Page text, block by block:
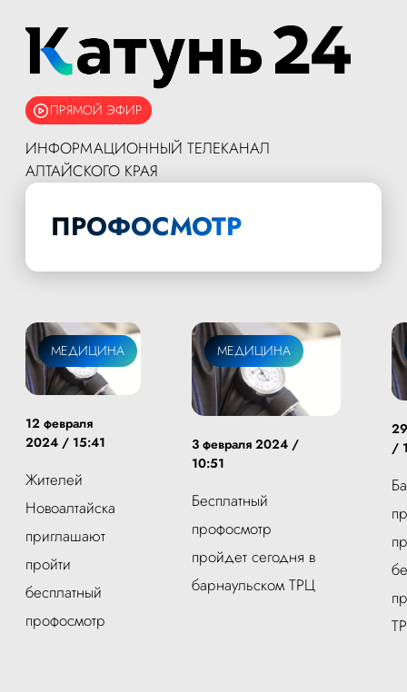
ПРЯМОЙ ЭФИР
ИНФОРМАЦИОННЫЙ ТЕЛЕКАНАЛ
АЛТАЙСКОГО КРАЯ
ПРОФОСМОТР
МЕДИЦИНА
12 февраля
2024 / 15:41
Жителей
Новоалтайска
приглашают
пройти
бесплатный
профосмотр
МЕДИЦИНА
3 февраля 2024 /
10:51
Бесплатный
профосмотр
пройдет сегодня в
барнаульском ТРЦ
/